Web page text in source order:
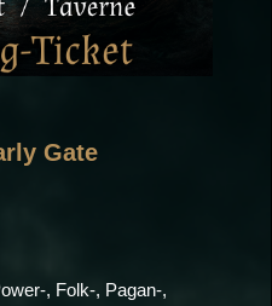
Gate
, Folk-, Pagan-,